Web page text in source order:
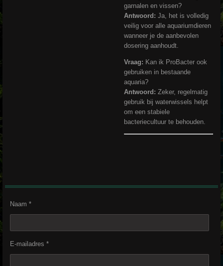
garnalen en vissen?
Antwoord: Ja, het is volledig
veilig voor alle aquariumdieren
wanneer je de aanbevolen
dosering aanhoudt.
Vraag: Kan ik ProBacter ook
gebruiken in bestaande
aquaria?
Antwoord: Zeker, regelmatig
gebruik bij waterwissels helpt
om een stabiele
bacteriecultuur te behouden.
Naam *
E-mailadres *